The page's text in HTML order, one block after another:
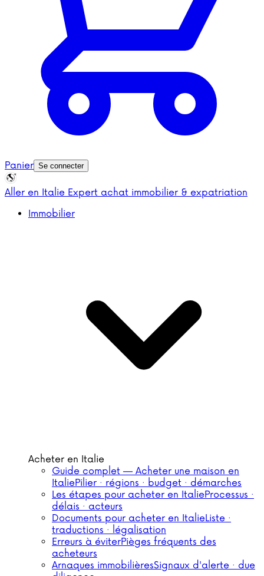
Panier Se connecter
Aller en Italie Expert achat immobilier & expatriation
Immobilier
Acheter en Italie
Guide complet — Acheter une maison en
ItaliePilier · régions · budget · démarches
Les étapes pour acheter en ItalieProcessus ·
délais · acteurs
Documents pour acheter en ItalieListe ·
traductions · légalisation
Erreurs à éviterPièges fréquents des
acheteurs
Arnaques immobilièresSignaux d'alerte · due